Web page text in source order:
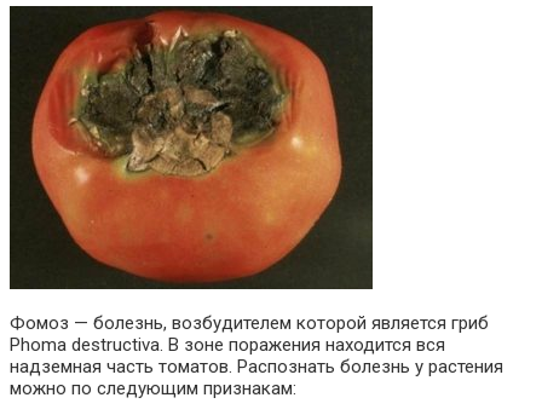
Фомоз — болезнь, возбудителем которой является гриб
Phoma destructiva. В зоне поражения находится вся
надземная часть томатов. Распознать болезнь у растения
можно по следующим признакам: